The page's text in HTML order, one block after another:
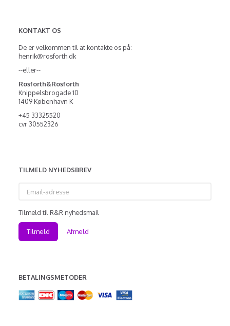
KONTAKT OS
De er velkommen til at kontakte os på:
henrik@rosforth.dk
--eller--
Rosforth&Rosforth
Knippelsbrogade 10
1409 København K
+45 33325520
cvr 30552326
TILMELD NYHEDSBREV
adresse
Tilmeld til R&R nyhedsmail
Tilmeld Afmeld
BETALINGSMETODER